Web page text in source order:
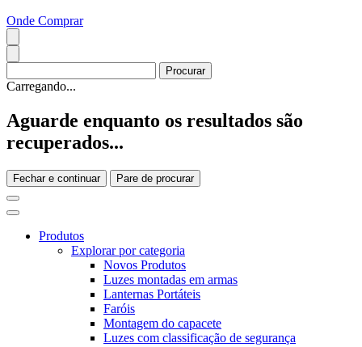
Onde Comprar
Carregando...
Aguarde enquanto os resultados são
recuperados...
Fechar e continuar Pare de procurar
Produtos
Explorar por categoria
Novos Produtos
Luzes montadas em armas
Lanternas Portáteis
Faróis
Montagem do capacete
Luzes com classificação de segurança